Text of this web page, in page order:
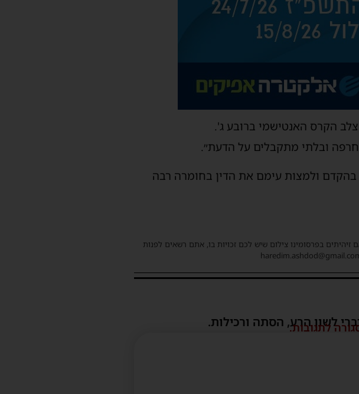
הקרס האנטישמי ברובע ג'.
ובלתי מתקבלים על הדעת״.
ולמצות עימם את הדין בחומרה רבה
זיהיתים בפרסומינו צילום שיש לכם זכויות בו, אתם רשאים לפנות
לשון הרע, הסתה ורכילות.
לתגובות.